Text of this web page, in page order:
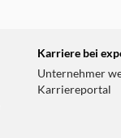
Karriere bei
Unternehmer
Karriereportal